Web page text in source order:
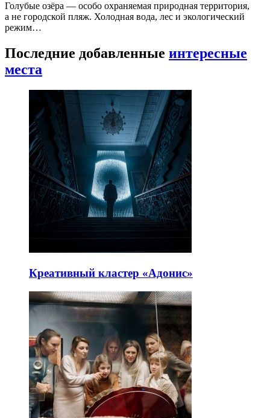
Голубые озёра — особо охраняемая природная территория,
а не городской пляж. Холодная вода, лес и экологический
режим…
Последние добавленные интересные
места
Креативный кластер «Адонис»